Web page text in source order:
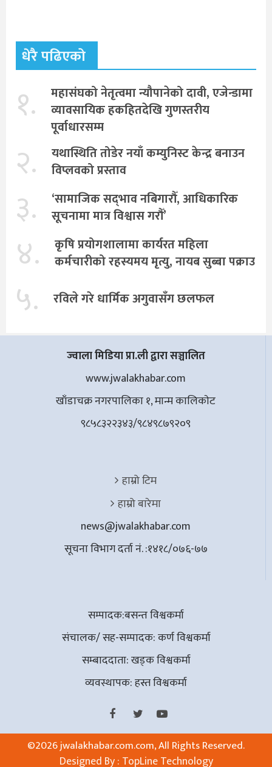
धेरै पढिएको
१.
महासंघको नेतृत्वमा न्यौपानेको दावी, एजेन्डामा
व्यावसायिक हकहितदेखि गुणस्तरीय
पूर्वाधारसम्म
२.
यथास्थिति तोडेर नयाँ कम्युनिस्ट केन्द्र बनाउन
विप्लवको प्रस्ताव
३.
‘सामाजिक सद्‌भाव नबिगारौँ, आधिकारिक
सूचनामा मात्र विश्वास गरौँ’
४.
कृषि प्रयोगशालामा कार्यरत महिला
कर्मचारीको रहस्यमय मृत्यु, नायब सुब्बा पक्राउ
५. रविले गरे धार्मिक अगुवासँग छलफल
ज्वाला मिडिया प्रा.ली द्वारा सञ्चालित
www.jwalakhabar.com
खाँडाचक्र नगरपालिका १, मान्म कालिकाेट
९८५८३२२३४३/९८४९८७९२०९
हाम्रो टिम
हाम्रो बारेमा
news@jwalakhabar.com
सूचना विभाग दर्ता नं. :१४१८/०७६-७७
सम्पादक:बसन्त विश्वकर्मा
संचालक/ सह-सम्पादक: कर्ण विश्वकर्मा
सम्बाददाता: खड्क विश्वकर्मा
व्यवस्थापक: हस्त विश्वकर्मा
©2026 jwalakhabar.com.com, All Rights Reserved.
Designed By : TopLine Technology